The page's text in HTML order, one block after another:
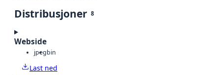
Distribusjoner 8
Webside
jpegbin
Last ned